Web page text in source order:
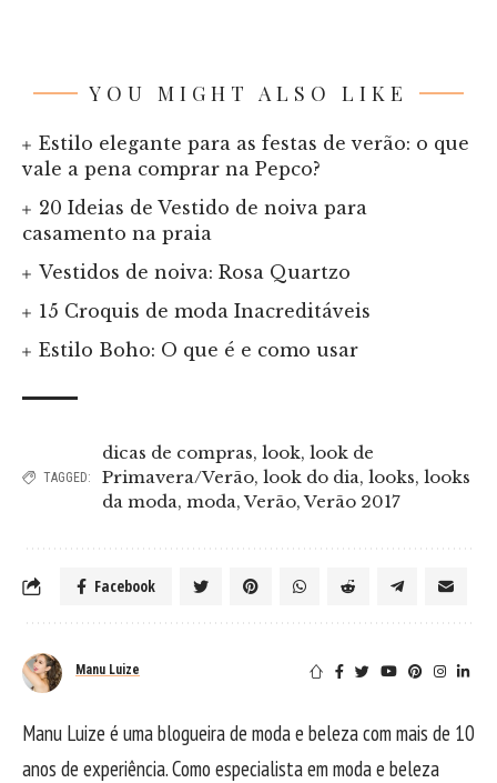
YOU MIGHT ALSO LIKE
Estilo elegante para as festas de verão: o que
vale a pena comprar na Pepco?
20 Ideias de Vestido de noiva para
casamento na praia
Vestidos de noiva: Rosa Quartzo
15 Croquis de moda Inacreditáveis
Estilo Boho: O que é e como usar
TAGGED:
dicas de compras, look, look de
Primavera/Verão, look do dia, looks, looks
da moda, moda,Verão,Verão 2017
Facebook
Manu Luize
Manu Luize é uma blogueira de moda e beleza com mais de 10
anos de experiência. Como especialista em moda e beleza